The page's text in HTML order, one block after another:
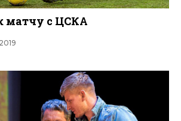
матчу с ЦСКА